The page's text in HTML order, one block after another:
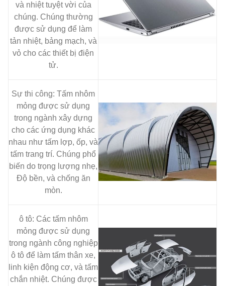
và nhiệt tuyệt vời của
chúng. Chúng thường
được sử dụng để làm
tản nhiệt, bảng mạch, và
vỏ cho các thiết bị điện
tử.
Sự thi công: Tấm nhôm
mỏng được sử dụng
trong ngành xây dựng
cho các ứng dụng khác
nhau như tấm lợp, ốp, và
tấm trang trí. Chúng phổ
biến do trọng lượng nhẹ,
Độ bền, và chống ăn
mòn.
ô tô: Các tấm nhôm
mỏng được sử dụng
trong ngành công nghiệp
ô tô để làm tấm thân xe,
linh kiện động cơ, và tấm
chắn nhiệt. Chúng được